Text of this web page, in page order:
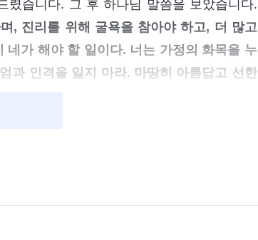
렸습니다. 그 후 하나님 말씀을 보았습니다.
, 진리를 위해 굴욕을 참아야 하고, 더 많고
가 해야 할 일이다. 너는 가정의 화목을 누
과 인격을 잃지 마라. 마땅히 아름답고 선한
냐? 진리 하나를 위해 너는 모든 육적 향락
체험 ― 형벌과 심판에 대한 인식＞ 중에서)
국이라는 나라에서 하나님을 믿으면, 핍박
을 감내할 의지를 갖추어야 합니다. 하지만
자 속으로 괴로워하며 하나님을 믿는 건 너